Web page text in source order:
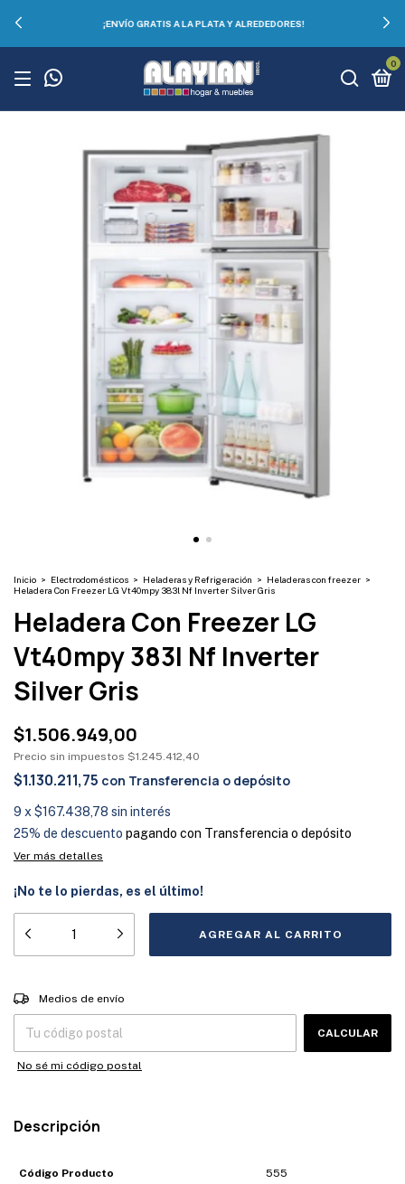
¡ENVÍO GRATIS A LA PLATA Y ALREDEDORES!
0
Inicio > Electrodomésticos > Heladeras y Refrigeración > Heladeras con freezer >
Heladera Con Freezer LG Vt40mpy 383l Nf Inverter Silver Gris
Heladera Con Freezer LG
Vt40mpy 383l Nf Inverter
Silver Gris
$1.506.949,00
Precio sin impuestos $1.245.412,40
$1.130.211,75 con Transferencia o depósito
9 x $167.438,78 sin interés
25% de descuento pagando con Transferencia o depósito
Ver más detalles
¡No te lo pierdas, es el último!
Entregas para el CP:
Medios de envío
CALCULAR
No sé mi código postal
Descripción
Código Producto 555